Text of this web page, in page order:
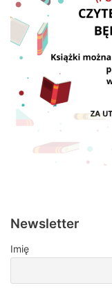
Newsletter
Imię